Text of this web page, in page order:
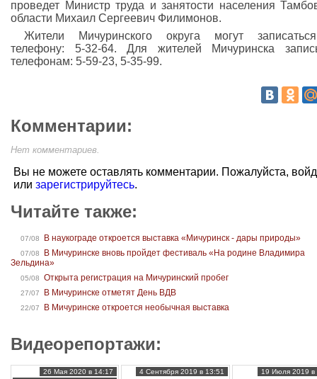
проведет Министр труда и занятости населения
области Михаил Сергеевич Филимонов.
Жители Мичуринского округа могут
телефону: 5-32-64. Для жителей Мичуринска
телефонам: 5-59-23, 5-35-99.
Комментарии:
Нет комментариев.
Вы не можете оставлять комментарии. Пожалуйста,
или зарегистрируйтесь.
Читайте также:
07/08 В наукограде откроется выставка «Мичуринск - дары природы»
07/08
В Мичуринске вновь пройдет фестиваль «На родине Владимира
Зельдина»
05/08 Открыта регистрация на Мичуринский пробег
27/07 В Мичуринске отметят День ВДВ
22/07 В Мичуринске откроется необычная выставка
Видеорепортажи:
26 Мая 2020 в 14:17 4 Сентября 2019 в 13:51 19 Июля 2019 в